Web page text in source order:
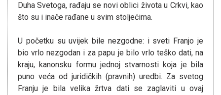
Duha Svetoga, rađaju se novi oblici života u Crkvi, kao
što su i inače rađane u svim stoljećima.
U početku su uvijek bile nezgodne: i sveti Franjo je
bio vrlo nezgodan i za papu je bilo vrlo teško dati, na
kraju, kanonsku formu jednoj stvarnosti koja je bila
puno veća od juridičkih (pravnih) uredbi. Za svetog
Franju je bila velika žrtva dati se zaglaviti u ovaj